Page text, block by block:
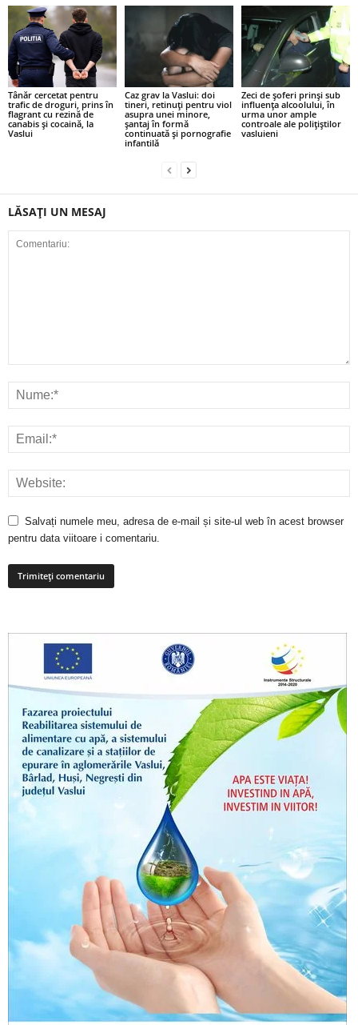
Tânăr cercetat pentru
trafic de droguri, prins în
flagrant cu rezină de
canabis și cocaină, la
Vaslui
Caz grav la Vaslui: doi
tineri, retinuți pentru viol
asupra unei minore,
șantaj în formă
continuată și pornografie
infantilă
Zeci de șoferi prinși sub
influența alcoolului, în
urma unor ample
controale ale polițiștilor
vasluieni
LĂSAȚI UN MESAJ
Salvați numele meu, adresa de e-mail și site-ul web în acest browser
pentru data viitoare i comentariu.